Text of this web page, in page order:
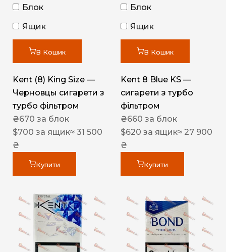
Блок
Ящик
В Кошик
Kent (8) King Size —
Черновцы сигарети з
турбо фільтром
₴670 за блок
$700 за ящик≈ 31 500
₴
Купити
Блок
Ящик
В Кошик
Kent 8 Blue KS —
сигарети з турбо
фільтром
₴660 за блок
$620 за ящик≈ 27 900
₴
Купити